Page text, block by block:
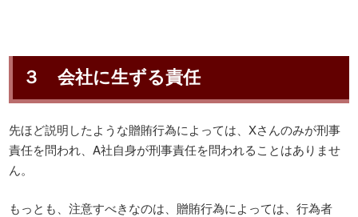
３ 会社に生ずる責任
先ほど説明したような贈賄行為によっては、Xさんのみが刑事
責任を問われ、A社自身が刑事責任を問われることはありませ
ん。
もっとも、注意すべきなのは、贈賄行為によっては、行為者